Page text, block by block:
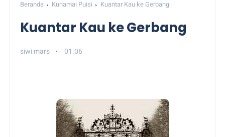
Beranda Kunamai Puisi Kuantar Kau ke Gerbang
Kuantar Kau ke Gerbang
siwi mars 01.06